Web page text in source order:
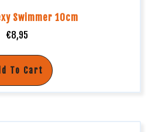
Swimmer 10cm
€8,95
To Cart